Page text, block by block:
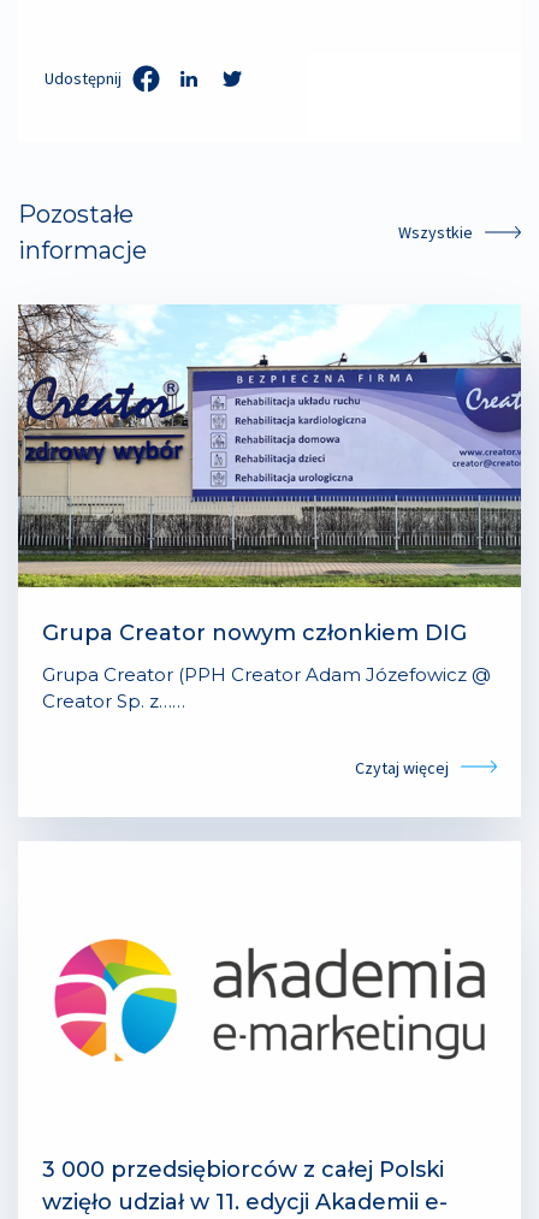
Udostępnij
Pozostałe
informacje
Wszystkie
Grupa Creator nowym członkiem DIG
Grupa Creator (PPH Creator Adam Józefowicz @
Creator Sp. z……
Czytaj więcej
3 000 przedsiębiorców z całej Polski
wzięło udział w 11. edycji Akademii e-